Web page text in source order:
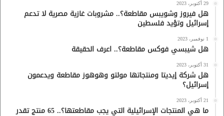
29 أكتوبر، 2023
هل فيروز وشويبس مقاطعة؟.. مشروبات غازية مصرية لا تدعم
إسرائيل وتؤيد فلسطين
1 نوفمبر، 2023
هل شيبسي فوكس مقاطعة؟.. اعرف الحقيقة
31 أكتوبر، 2023
هل شركة إيديتا ومنتجاتها مولتو وهوهوز مقاطعة ويدعمون
إسرائيل؟
21 أكتوبر، 2023
ما هي المنتجات الإسرائيلية التي يجب مقاطعتها؟.. 65 منتج تقدر